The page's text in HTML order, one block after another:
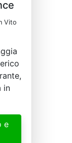
Vito
in
e